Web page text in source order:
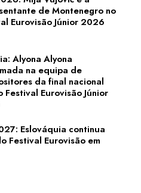
de Montenegro no
Eurovisão Júnior 2026
Alyona Alyona
na equipa de
da final nacional
Festival Eurovisão Júnior
Eslováquia continua
Festival Eurovisão em